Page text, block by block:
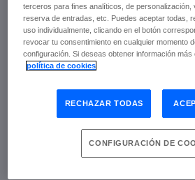
La infancia y la adolescencia
transcurren en un entorno
atravesado por la tecnología.
Alfa y Beta no solo han nacido
sino que construyen su
estas generaciones, lo que
límites entre la vida real y la
dominan con soltura el manejo
esto no significa que estén
terceros para fines analíticos, de personalización,
reserva de entradas, etc. Puedes aceptar todas,
uso individualmente, clicando en el botón
revocar tu consentimiento en cualquier momento
configuración. Si deseas obtener información
política de cookies
RECHAZAR TODAS
CONFIGURACIÓN DE